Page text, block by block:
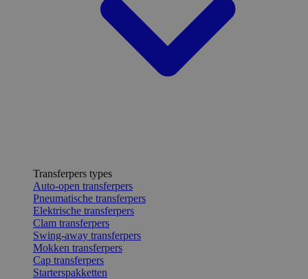
Transferpers types
Auto-open transferpers
Pneumatische transferpers
Elektrische transferpers
Clam transferpers
Swing-away transferpers
Mokken transferpers
Cap transferpers
Starterspakketten